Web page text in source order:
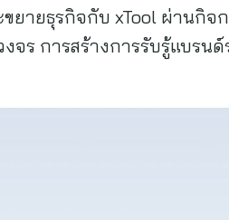
ยายธุรกิจกับ xTool ผ่านกิ
จร การสร้างการรับรู้แบร